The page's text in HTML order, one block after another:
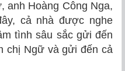
anh Hoàng Công Nga,
cả nhà được nghe
tình sâu sắc gửi đến
chị Ngữ và gửi đến cả